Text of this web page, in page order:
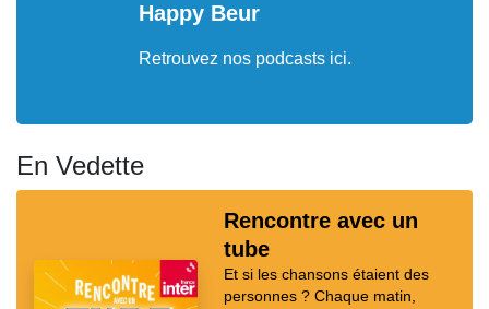
Happy Beur
Retrouvez nos podcasts ici.
En Vedette
Rencontre avec un
tube
Et si les chansons étaient des
personnes ? Chaque matin,